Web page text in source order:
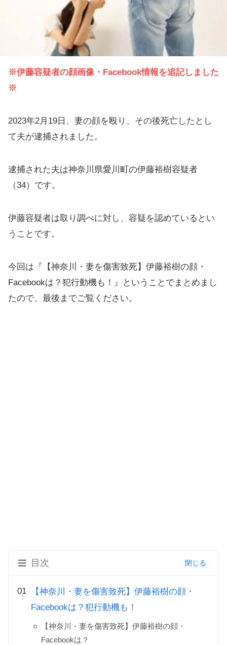
※伊藤容疑者の顔画像・Facebook情報を追記しました
※
2023年2月19日、妻の顔を殴り、その後死亡したとし
て夫が逮捕されました。
逮捕された夫は神奈川県愛川町の伊藤裕樹容疑者
（34）です。
伊藤容疑者は取り調べに対し、容疑を認めているとい
うことです。
今回は『【神奈川・妻を傷害致死】伊藤裕樹の顔・
Facebookは？犯行動機も！』ということでまとめまし
たので、最後までご覧ください。
目次
【神奈川・妻を傷害致死】伊藤裕樹の顔・
Facebookは？犯行動機も！
【神奈川・妻を傷害致死】伊藤裕樹の顔・
Facebookは？